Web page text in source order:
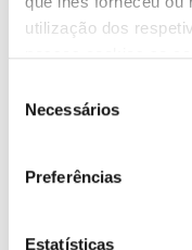
utilização dos
Necessários
Preferências
Estatísticas